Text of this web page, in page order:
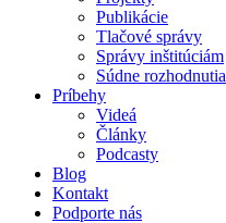
Publikácie
Tlačové správy
Správy inštitúciám
Súdne rozhodnutia
Príbehy
Videá
Články
Podcasty
Blog
Kontakt
Podporte nás